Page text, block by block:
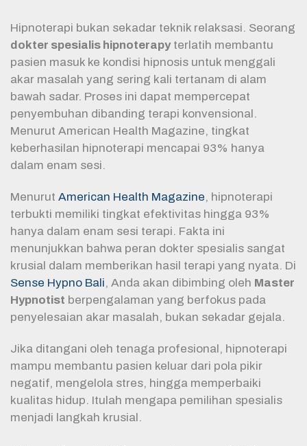
Hipnoterapi bukan sekadar teknik relaksasi. Seorang
dokter spesialis hipnoterapyterlatih membantu
pasien masuk ke kondisi hipnosis untuk menggali
akar masalah yang sering kali tertanam di alam
bawah sadar. Proses ini dapat mempercepat
penyembuhan dibanding terapi konvensional.
Menurut American Health Magazine, tingkat
keberhasilan hipnoterapi mencapai 93% hanya
dalam enam sesi.
Menurut American Health Magazine, hipnoterapi
terbukti memiliki tingkat efektivitas hingga 93%
hanya dalam enam sesi terapi. Fakta ini
menunjukkan bahwa peran dokter spesialis sangat
krusial dalam memberikan hasil terapi yang nyata. Di
Sense Hypno Bali, Anda akan dibimbing oleh Master
Hypnotist berpengalaman yang berfokus pada
penyelesaian akar masalah, bukan sekadar gejala.
Jika ditangani oleh tenaga profesional, hipnoterapi
mampu membantu pasien keluar dari pola pikir
negatif, mengelola stres, hingga memperbaiki
kualitas hidup. Itulah mengapa pemilihan spesialis
menjadi langkah krusial.